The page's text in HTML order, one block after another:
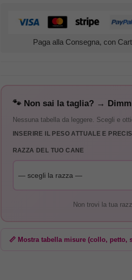
Paga alla Consegna, con
🐾 Non sai la taglia? →
Nessuna tabella da leggere. Scegli e
INSERIRE IL PESO ATTUALE E
RAZZA DEL TUO CANE
Non trovi la tua
📏 Mostra tabella misure (collo, petto,